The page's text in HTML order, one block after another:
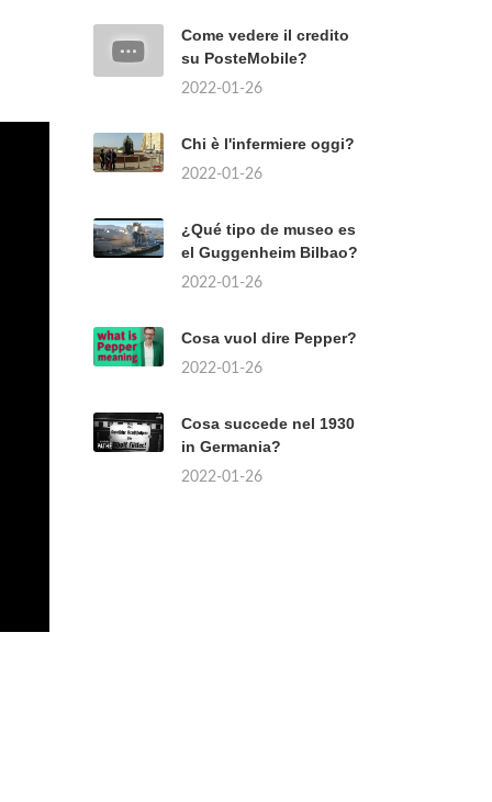
Come vedere il credito
su PosteMobile?
2022-01-26
Chi è l'infermiere oggi?
2022-01-26
¿Qué tipo de museo es
el Guggenheim Bilbao?
2022-01-26
Cosa vuol dire Pepper?
2022-01-26
Cosa succede nel 1930
in Germania?
2022-01-26